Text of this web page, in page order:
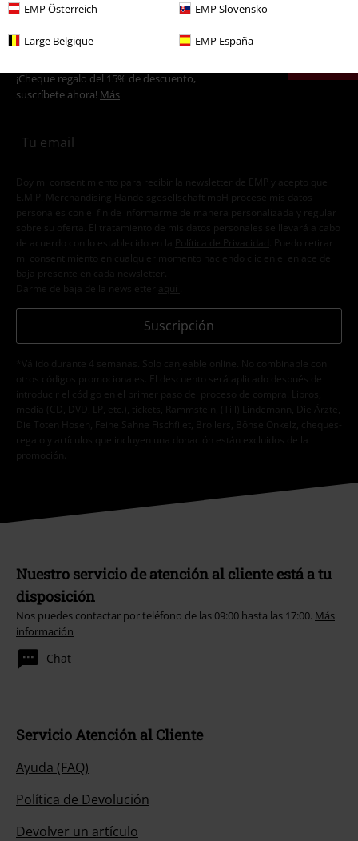
EMP Österreich EMP Slovensko
Large Belgique EMP España
¡Cheque regalo del 15% de descuento,
suscríbete ahora! Más
Doy mi consentimiento para recibir la newsletter de EMP y acepto que
E.M.P. Merchandising Handelsgesellschaft mbH procese mis datos
personales con el fin de informarme de manera personalizada y regular
sobre su oferta. El tratamiento de mis datos personales se llevará a cabo
de acuerdo con lo establecido en la
Política de Privacidad . Puedo retirar
mi consentimiento en cualquier momento haciendo clic en el enlace de
baja presente en cada newsletter.
Darme de baja de la newsletter
aquí
Suscripción
*Válido durante 4 semanas. Solo canjeable online. No combinable con
otros códigos promocionales. El descuento será aplicado después de
introducir el código en el primer paso del proceso de compra. Libros,
media (CD, DVD, LP, etc.), tickets, Rammstein, (Till) Lindemann, Die Ärzte,
Die Toten Hosen, Feine Sahne Fischfilet, Broilers, Böhse Onkelz, cheques-
regalo y artículos que incluyen una donación están excluidos de la
promoción.
Nuestro servicio de atención al cliente está a tu
disposición
Nos puedes contactar por teléfono de las 09:00 hasta las 17:00. Más
información
Chat
Servicio Atención al Cliente
Ayuda (FAQ)
Política de Devolución
Devolver un artículo